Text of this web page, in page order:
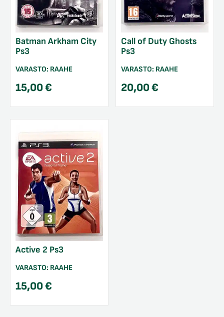
Batman Arkham City
Ps3
VARASTO: RAAHE
15,00€
Call of Duty Ghosts
Ps3
VARASTO: RAAHE
20,00€
Active 2 Ps3
VARASTO: RAAHE
15,00€